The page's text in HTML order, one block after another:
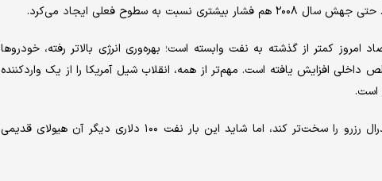
امروز کمتر از گذشته به نفت وابسته است؛ بهره‌وری انرژی بالاتر رفته، خودروها
افزایش یافته است. مهم‌تر از همه، انقلاب شیل آمریکا را از یک واردکننده
است.
البته نفت گران هنوز می‌تواند تورم را تشدید کند و کار فدرال رزرو را سخت‌تر کند، اما شاید این بار نفت ۱۰۰ دلاری دیگر آن هیولای قدیمی